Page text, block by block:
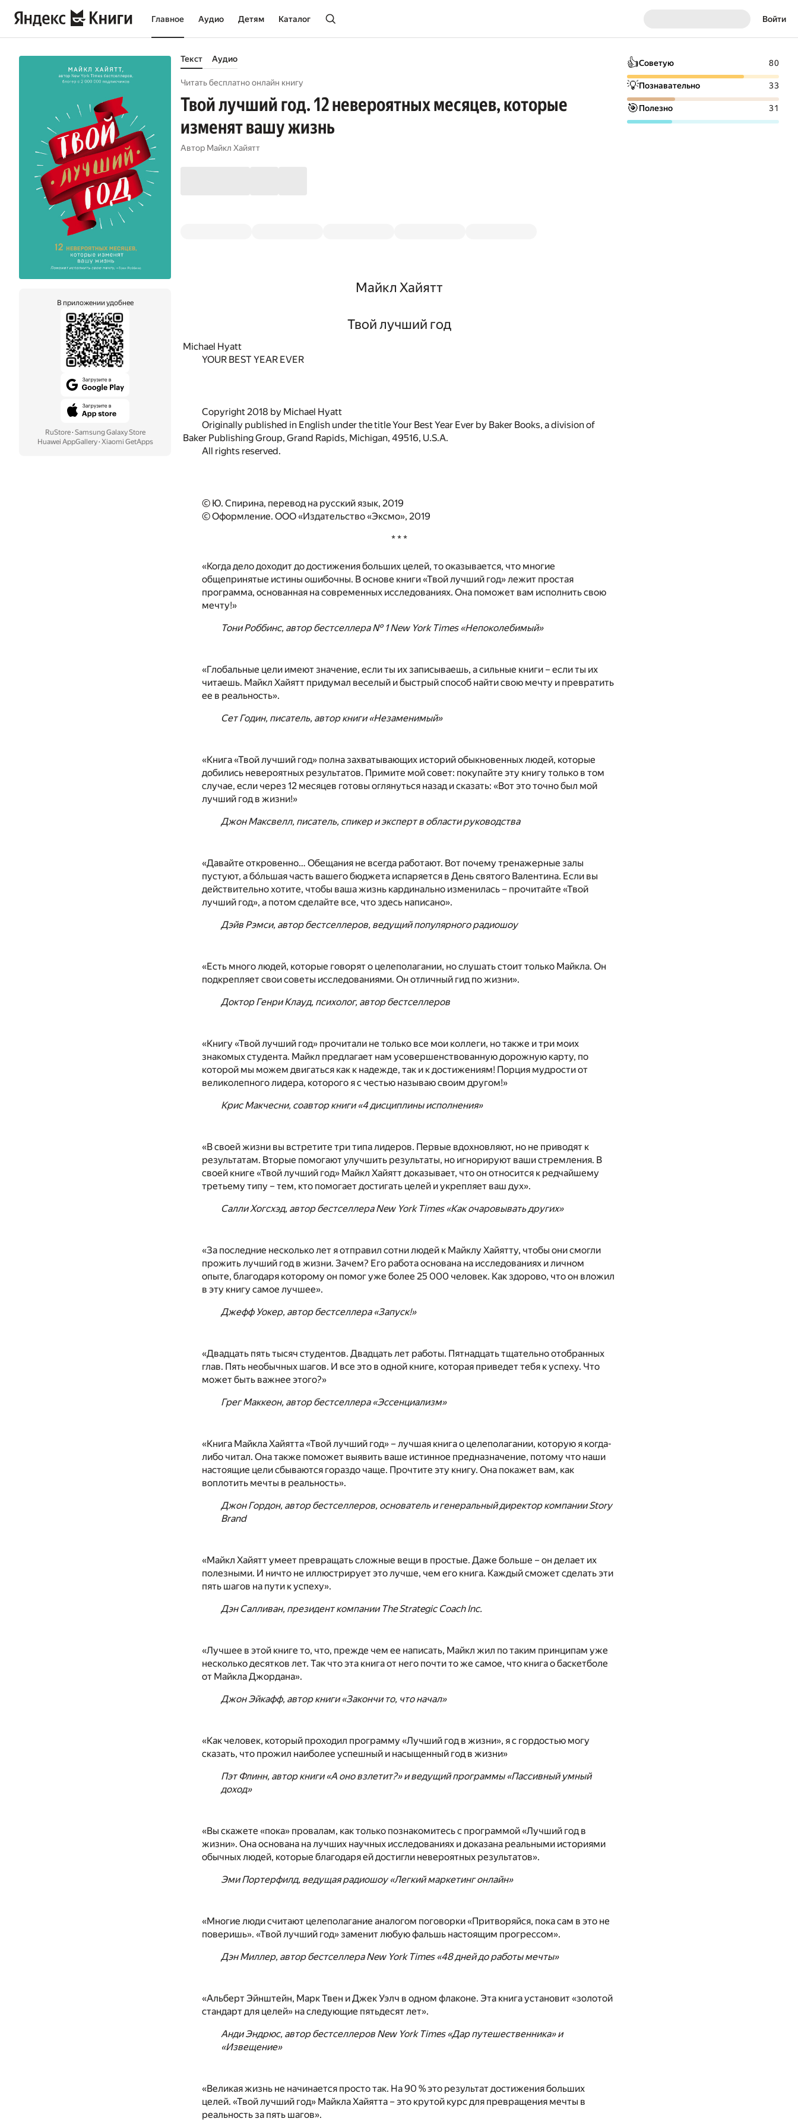
Главное Аудио Детям Каталог Войти
В приложении удобнее
RuStore· Samsung Galaxy Store
Huawei AppGallery· Xiaomi GetApps
Текст Аудио
Читать бесплатно онлайн книгу
Твой лучший год. 12 невероятных месяцев, которые
изменят вашу жизнь
Автор Майкл Хайятт
Майкл Хайятт
Твой лучший год
Michael Hyatt
YOUR BEST YEAR EVER
Copyright 2018 by Michael Hyatt
Originally published in English under the title Your Best Year Ever by Baker Books, a division of
Baker Publishing Group, Grand Rapids, Michigan, 49516, U.S.A.
All rights reserved.
© Ю. Спирина, перевод на русский язык, 2019
© Оформление. ООО «Издательство «Эксмо», 2019
* * *
«Когда дело доходит до достижения больших целей, то оказывается, что многие
общепринятые истины ошибочны. В основе книги «Твой лучший год» лежит простая
программа, основанная на современных исследованиях. Она поможет вам исполнить свою
мечту!»
Тони Роббинс, автор бестселлера № 1 New York Times «Непоколебимый»
«Глобальные цели имеют значение, если ты их записываешь, а сильные книги – если ты их
читаешь. Майкл Хайятт придумал веселый и быстрый способ найти свою мечту и превратить
ее в реальность».
Сет Годин, писатель, автор книги «Незаменимый»
«Книга «Твой лучший год» полна захватывающих историй обыкновенных людей, которые
добились невероятных результатов. Примите мой совет: покупайте эту книгу только в том
случае, если через 12 месяцев готовы оглянуться назад и сказать: «Вот это точно был мой
лучший год в жизни!»
Джон Максвелл, писатель, спикер и эксперт в области руководства
«Давайте откровенно… Обещания не всегда работают. Вот почему тренажерные залы
пустуют, а бо́льшая часть вашего бюджета испаряется в День святого Валентина. Если вы
действительно хотите, чтобы ваша жизнь кардинально изменилась – прочитайте «Твой
лучший год», а потом сделайте все, что здесь написано».
Дэйв Рэмси, автор бестселлеров, ведущий популярного радиошоу
«Есть много людей, которые говорят о целеполагании, но слушать стоит только Майкла. Он
подкрепляет свои советы исследованиями. Он отличный гид по жизни».
Доктор Генри Клауд, психолог, автор бестселлеров
«Книгу «Твой лучший год» прочитали не только все мои коллеги, но также и три моих
знакомых студента. Майкл предлагает нам усовершенствованную дорожную карту, по
которой мы можем двигаться как к надежде, так и к достижениям! Порция мудрости от
великолепного лидера, которого я с честью называю своим другом!»
Крис Макчесни, соавтор книги «4 дисциплины исполнения»
«В своей жизни вы встретите три типа лидеров. Первые вдохновляют, но не приводят к
результатам. Вторые помогают улучшить результаты, но игнорируют ваши стремления. В
своей книге «Твой лучший год» Майкл Хайятт доказывает, что он относится к редчайшему
третьему типу – тем, кто помогает достигать целей и укрепляет ваш дух».
Салли Хогсхэд, автор бестселлера New York Times «Как очаровывать других»
«За последние несколько лет я отправил сотни людей к Майклу Хайятту, чтобы они смогли
прожить лучший год в жизни. Зачем? Его работа основана на исследованиях и личном
опыте, благодаря которому он помог уже более 25 000 человек. Как здорово, что он вложил
в эту книгу самое лучшее».
Джефф Уокер, автор бестселлера «Запуск!»
«Двадцать пять тысяч студентов. Двадцать лет работы. Пятнадцать тщательно отобранных
глав. Пять необычных шагов. И все это в одной книге, которая приведет тебя к успеху. Что
может быть важнее этого?»
Грег Маккеон, автор бестселлера «Эссенциализм»
«Книга Майкла Хайятта «Твой лучший год» – лучшая книга о целеполагании, которую я когда-
либо читал. Она также поможет выявить ваше истинное предназначение, потому что наши
настоящие цели сбываются гораздо чаще. Прочтите эту книгу. Она покажет вам, как
воплотить мечты в реальность».
Джон Гордон, автор бестселлеров, основатель и генеральный директор компании Story
Brand
«Майкл Хайятт умеет превращать сложные вещи в простые. Даже больше – он делает их
полезными. И ничто не иллюстрирует это лучше, чем его книга. Каждый сможет сделать эти
пять шагов на пути к успеху».
Дэн Салливан, президент компании The Strategic Coach Inc.
«Лучшее в этой книге то, что, прежде чем ее написать, Майкл жил по таким принципам уже
несколько десятков лет. Так что эта книга от него почти то же самое, что книга о баскетболе
от Майкла Джордана».
Джон Эйкафф, автор книги «Закончи то, что начал»
«Как человек, который проходил программу «Лучший год в жизни», я с гордостью могу
сказать, что прожил наиболее успешный и насыщенный год в жизни»
Пэт Флинн, автор книги «А оно взлетит?» и ведущий программы «Пассивный умный
доход»
«Вы скажете «пока» провалам, как только познакомитесь с программой «Лучший год в
жизни». Она основана на лучших научных исследованиях и доказана реальными историями
обычных людей, которые благодаря ей достигли невероятных результатов».
Эми Портерфилд, ведущая радиошоу «Легкий маркетинг онлайн»
«Многие люди считают целеполагание аналогом поговорки «Притворяйся, пока сам в это не
поверишь». «Твой лучший год» заменит любую фальшь настоящим прогрессом».
Дэн Миллер, автор бестселлера New York Times «48 дней до работы мечты»
«Альберт Эйнштейн, Марк Твен и Джек Уэлч в одном флаконе. Эта книга установит «золотой
стандарт для целей» на следующие пятьдесят лет».
Анди Эндрюс, автор бестселлеров New York Times «Дар путешественника» и
«Извещение»
«Великая жизнь не начинается просто так. На 90 % это результат достижения больших
целей. «Твой лучший год» Майкла Хайятта – это крутой курс для превращения мечты в
реальность за пять шагов».
👍Советую 80
💡Познавательно 33
🎯Полезно 31